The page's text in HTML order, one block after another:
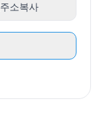
주소복사